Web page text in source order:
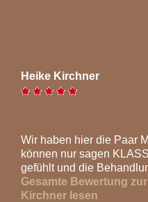
Heike Kirchner
Wir haben hier die Paar
können nur sagen
gefühlt und die
Gesamte Bewertung
Kirchner lesen